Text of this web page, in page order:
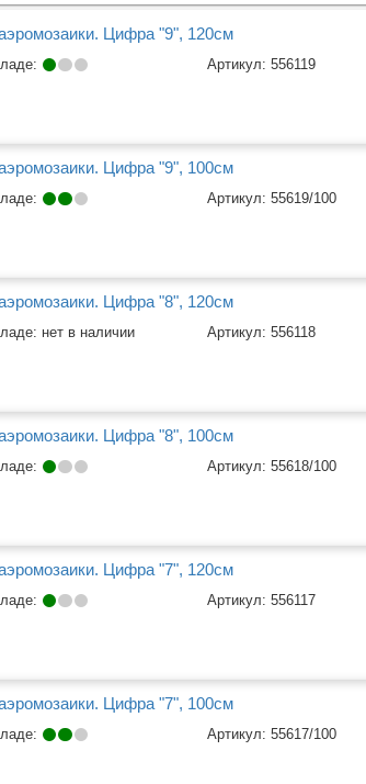
Цифра "9", 120см
Артикул:556119
Цифра "9", 100см
Артикул:55619/100
Цифра "8", 120см
нет в наличии Артикул:556118
Цифра "8", 100см
Артикул:55618/100
Цифра "7", 120см
Артикул:556117
Цифра "7", 100см
Артикул:55617/100